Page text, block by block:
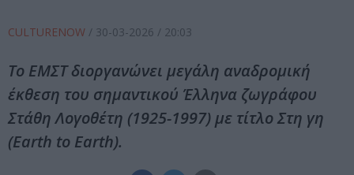
CULTURENOW / 30-03-2026 / 20:03
Το ΕΜΣΤ διοργανώνει μεγάλη αναδρομική
έκθεση του σημαντικού Έλληνα ζωγράφου
Στάθη Λογοθέτη (1925-1997) με τίτλο Στη γη
(Earth to Earth).